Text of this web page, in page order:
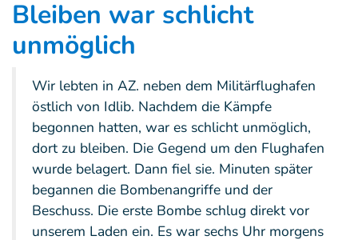
Bleiben war schlicht
unmöglich
Wir lebten in AZ. neben dem Militärflughafen
östlich von Idlib. Nachdem die Kämpfe
begonnen hatten, war es schlicht unmöglich,
dort zu bleiben. Die Gegend um den Flughafen
wurde belagert. Dann fiel sie. Minuten später
begannen die Bombenangriffe und der
Beschuss. Die erste Bombe schlug direkt vor
unserem Laden ein. Es war sechs Uhr morgens